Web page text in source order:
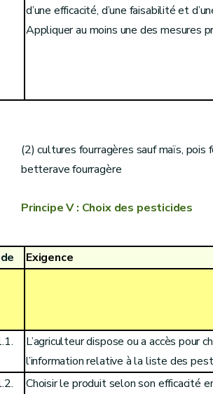
d’une efficacité, d’une faisabilité et
Appliquer au moins une des mesures
(2) cultures fourragères sauf maïs, pois
betterave fourragère
Principe V : Choix des pesticides
Exigence
L’agriculteur dispose ou a accès pour
l’information relative à la liste des
Choisir le produit selon son efficacité